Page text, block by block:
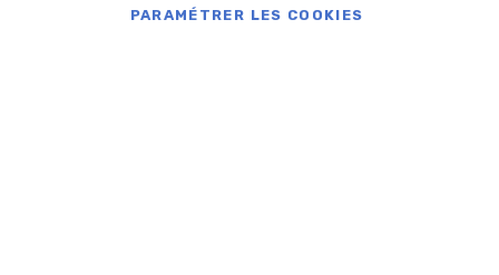
PARAMÉTRER LES COOKIES